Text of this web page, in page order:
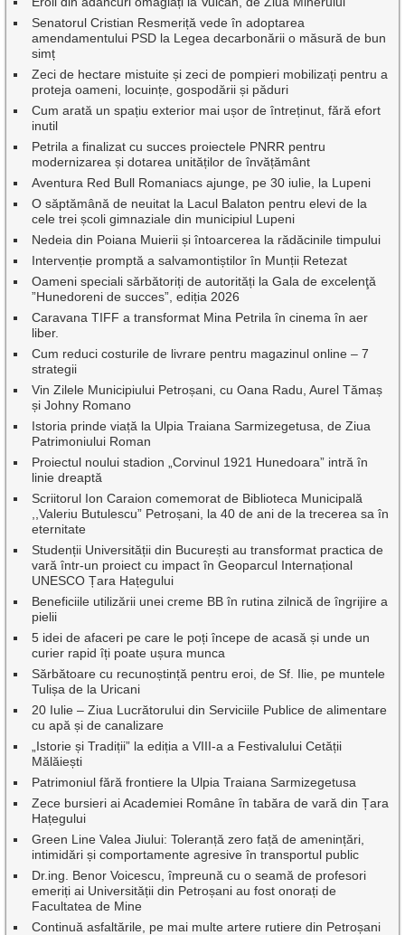
Senatorul Cristian Resmeriță vede în adoptarea
amendamentului PSD la Legea decarbonării o măsură de bun
simț
Zeci de hectare mistuite și zeci de pompieri mobilizați pentru a
proteja oameni, locuințe, gospodării și păduri
Cum arată un spațiu exterior mai ușor de întreținut, fără efort
inutil
Petrila a finalizat cu succes proiectele PNRR pentru
modernizarea și dotarea unităților de învățământ
Aventura Red Bull Romaniacs ajunge, pe 30 iulie, la Lupeni
O săptămână de neuitat la Lacul Balaton pentru elevi de la
cele trei școli gimnaziale din municipiul Lupeni
Nedeia din Poiana Muierii și întoarcerea la rădăcinile timpului
Intervenție promptă a salvamontiștilor în Munții Retezat
Oameni speciali sărbătoriți de autorități la Gala de excelenţă
”Hunedoreni de succes”, ediția 2026
Caravana TIFF a transformat Mina Petrila în cinema în aer
liber.
Cum reduci costurile de livrare pentru magazinul online – 7
strategii
Vin Zilele Municipiului Petroșani, cu Oana Radu, Aurel Tămaș
și Johny Romano
Istoria prinde viață la Ulpia Traiana Sarmizegetusa, de Ziua
Patrimoniului Roman
Proiectul noului stadion „Corvinul 1921 Hunedoara” intră în
linie dreaptă
Scriitorul Ion Caraion comemorat de Biblioteca Municipală
,,Valeriu Butulescu” Petroșani, la 40 de ani de la trecerea sa în
eternitate
Studenții Universității din București au transformat practica de
vară într-un proiect cu impact în Geoparcul Internațional
UNESCO Țara Hațegului
Beneficiile utilizării unei creme BB în rutina zilnică de îngrijire a
pielii
5 idei de afaceri pe care le poți începe de acasă și unde un
curier rapid îți poate ușura munca
Sărbătoare cu recunoștință pentru eroi, de Sf. Ilie, pe muntele
Tulișa de la Uricani
20 Iulie – Ziua Lucrătorului din Serviciile Publice de alimentare
cu apă și de canalizare
„Istorie și Tradiții” la ediția a VIII-a a Festivalului Cetății
Mălăiești
Patrimoniul fără frontiere la Ulpia Traiana Sarmizegetusa
Zece bursieri ai Academiei Române în tabăra de vară din Țara
Hațegului
Green Line Valea Jiului: Toleranță zero față de amenințări,
intimidări și comportamente agresive în transportul public
Dr.ing. Benor Voicescu, împreună cu o seamă de profesori
emeriți ai Universității din Petroșani au fost onorați de
Facultatea de Mine
Continuă asfaltările, pe mai multe artere rutiere din Petroșani